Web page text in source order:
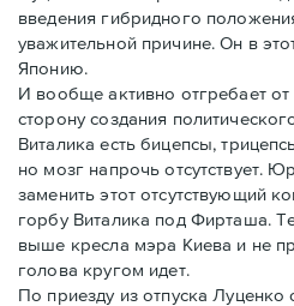
введения гибридного
уважительной причине. Он в
Японию.
И вообще активно отгребает
сторону создания
Виталика есть бицепсы,
но мозг напрочь отсутствует.
заменить этот отсутствующий
горбу Виталика под Фирташа.
выше кресла мэра Киева и не
голова кругом идет.
По приезду из отпуска